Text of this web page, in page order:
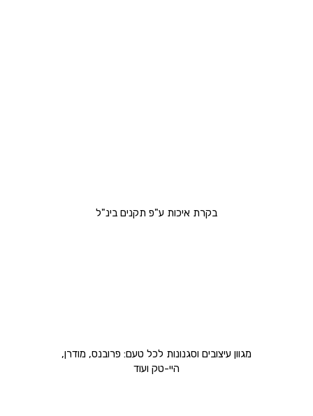
בקרת איכות ע"פ תקנים בינ"ל
מגוון עיצובים וסגנונות לכל טעם: פרובנס, מודרן,
היי-טק ועוד